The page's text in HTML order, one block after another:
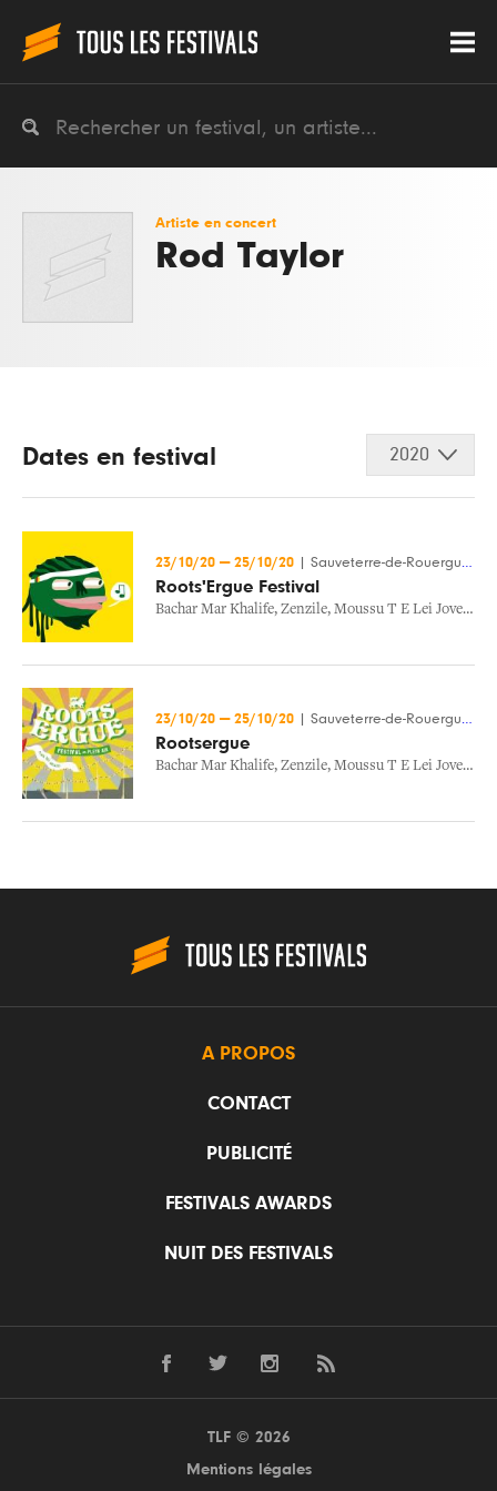
Artiste en concert
Rod Taylor
Dates en festival 2020
23/10/20 — 25/10/20 Sauveterre-de-Rouergue (12)
Roots'Ergue Festival
Bachar Mar Khalife, Zenzile, Moussu T E Lei Jovents
23/10/20 — 25/10/20 Sauveterre-de-Rouergue (12)
Rootsergue
Bachar Mar Khalife, Zenzile, Moussu T E Lei Jovents
A PROPOS
CONTACT
PUBLICITÉ
FESTIVALS AWARDS
NUIT DES FESTIVALS
TLF © 2026
Mentions légales